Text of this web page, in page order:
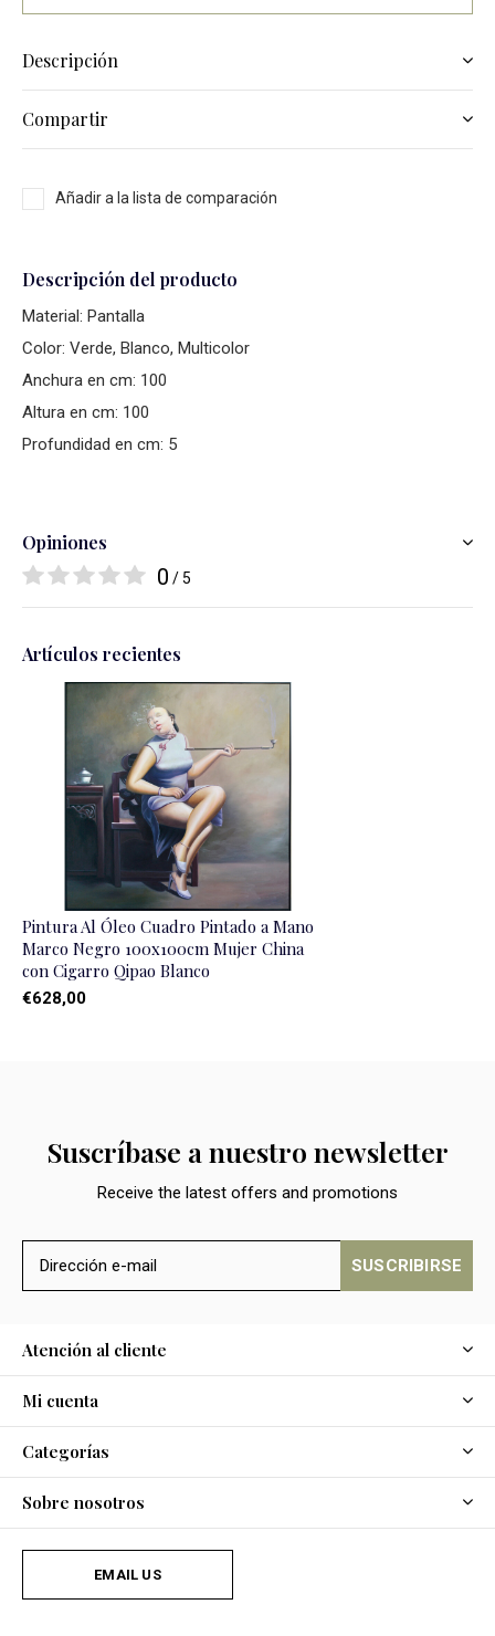
Descripción
Compartir
Añadir a la lista de comparación
Descripción del producto
Material: Pantalla
Color: Verde, Blanco, Multicolor
Anchura en cm: 100
Altura en cm: 100
Profundidad en cm: 5
Opiniones
0 / 5
Artículos recientes
Pintura Al Óleo Cuadro Pintado a Mano
Marco Negro 100x100cm Mujer China
con Cigarro Qipao Blanco
€628,00
Suscríbase a nuestro newsletter
Receive the latest offers and promotions
SUSCRIBIRSE
Atención al cliente
Mi cuenta
Categorías
Sobre nosotros
EMAIL US